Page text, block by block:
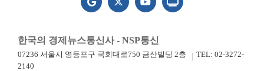
한국의 경제뉴스통신사 - NSP통신
07236 서울시 영등포구 국회대로750 금산빌딩 2층
TEL: 02-3272-
2140